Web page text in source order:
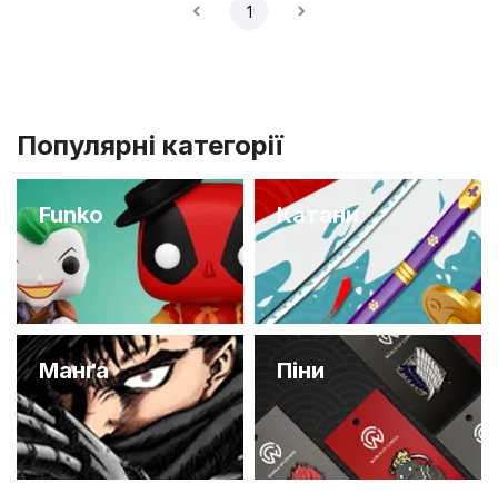
1
Популярні категорії
Funko Катани
Манґа Піни